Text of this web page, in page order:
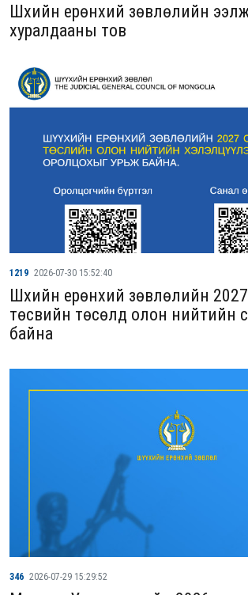
Шүүхийн ерөнхий зөвлөлийн
хуралдааны тов
1219 2026-07-30 15:52:40
Шүүхийн ерөнхий зөвлөлийн
төсвийн төсөлд олон нийтийн
байна
346 2026-07-29 15:29:52